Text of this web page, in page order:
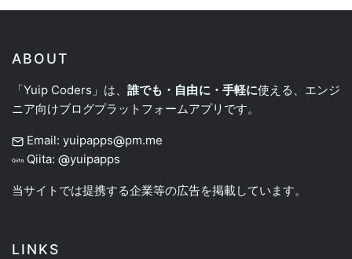
ABOUT
「Yuip Coders」は、誰でも・自由に・手軽に使える、エンジ
ニア向けブログプラットフォームアプリです。
Email: yuipapps
pm.me
Qiita:
yuipapps
当サイトでは提携する企業等の広告を掲載しています。
LINKS